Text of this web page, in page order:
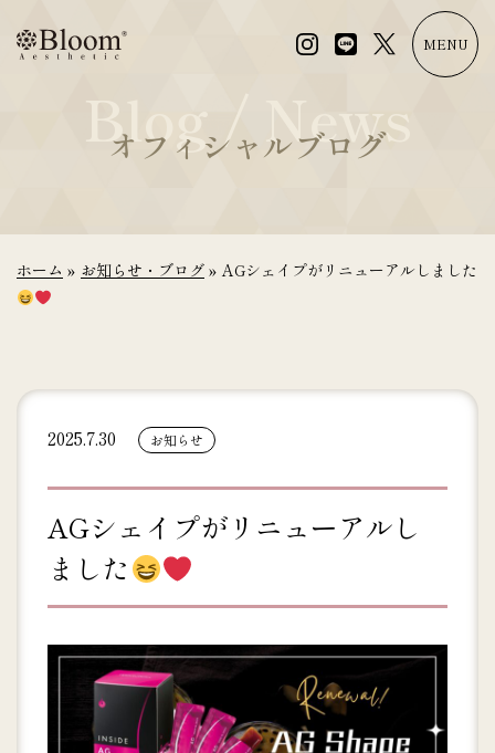
MENU
Blog / News
オフィシャルブログ
ホーム » お知らせ・ブログ » AGシェイプがリニューアルしました
2025.7.30 お知らせ
AGシェイプがリニューアルし
ました